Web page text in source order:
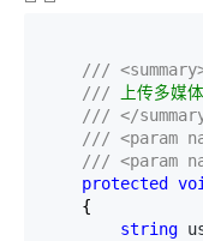
///
/// 上传多媒
/// </
/// <param
/// <param
protected
    {
string